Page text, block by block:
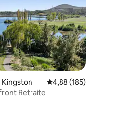
4,88 uit 5, 8 recensies
Gemiddelde
4,88 (185)
Retraite